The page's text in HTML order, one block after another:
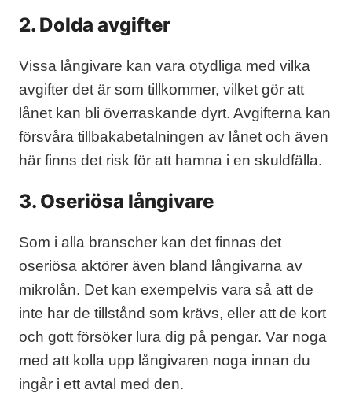
2. Dolda avgifter
Vissa långivare kan vara otydliga med vilka
avgifter det är som tillkommer, vilket gör att
lånet kan bli överraskande dyrt. Avgifterna kan
försvåra tillbakabetalningen av lånet och även
här finns det risk för att hamna i en skuldfälla.
3. Oseriösa långivare
Som i alla branscher kan det finnas det
oseriösa aktörer även bland långivarna av
mikrolån. Det kan exempelvis vara så att de
inte har de tillstånd som krävs, eller att de kort
och gott försöker lura dig på pengar. Var noga
med att kolla upp långivaren noga innan du
ingår i ett avtal med den.